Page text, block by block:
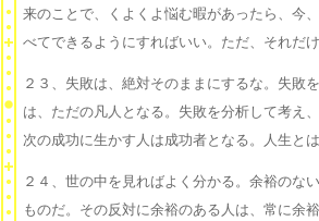
来のことで、くよくよ悩む暇があったら、今
べてできるようにすればいい。ただ、それだけ
２３、失敗は、絶対そのままにするな。失敗
は、ただの凡人となる。失敗を分析して考え
次の成功に生かす人は成功者となる。人生と
２４、世の中を見ればよく分かる。余裕のな
ものだ。その反対に余裕のある人は、常に余